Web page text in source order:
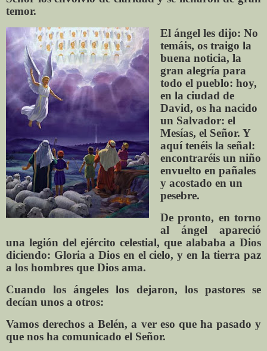
temor.
El ángel les dijo: No
temáis, os traigo la
buena noticia, la
gran alegría para
todo el pueblo: hoy,
en la ciudad de
David, os ha nacido
un Salvador: el
Mesías, el Señor. Y
aquí tenéis la señal:
encontraréis un niño
envuelto en pañales
y acostado en un
pesebre.
De pronto, en torno
al ángel apareció
una legión del ejército celestial, que alababa a Dios
diciendo: Gloria a Dios en el cielo, y en la tierra paz
a los hombres que Dios ama.
Cuando los ángeles los dejaron, los pastores se
decían unos a otros:
Vamos derechos a Belén, a ver eso que ha pasado y
que nos ha comunicado el Señor.